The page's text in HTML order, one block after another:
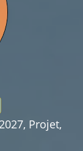
Projet,